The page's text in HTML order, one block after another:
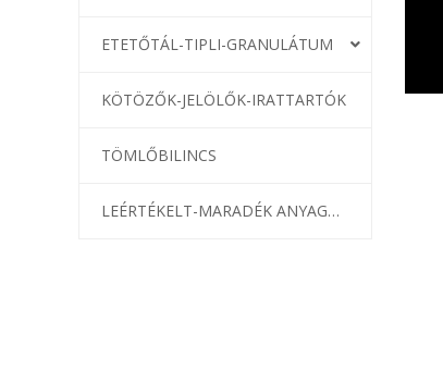
ETETŐTÁL-TIPLI-GRANULÁTUM
KÖTÖZŐK-JELÖLŐK-IRATTARTÓK
TÖMLŐBILINCS
LEÉRTÉKELT-MARADÉK ANYAGOK